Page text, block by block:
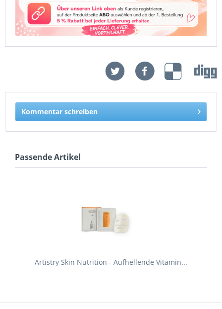
Kommentar schreiben
Passende Artikel
Artistry Skin Nutrition - Aufhellende Vitamin...